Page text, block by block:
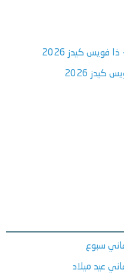
فويس كيدز 2026
2026
سبوع
عيد ميلاد